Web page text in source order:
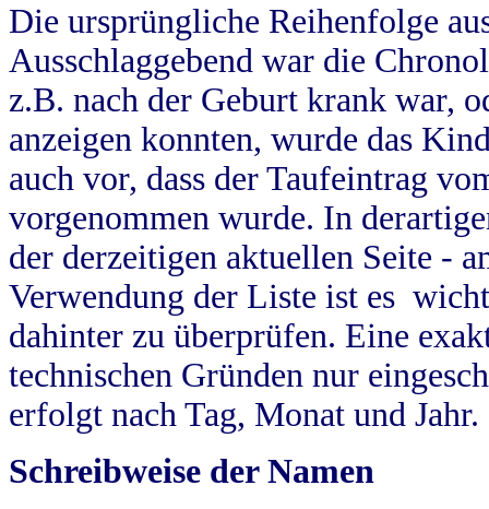
Die ursprüngliche Reihenfolge
Ausschlaggebend war die
z.B. nach der Geburt krank war,
anzeigen konnten, wurde das
auch vor, dass der Taufeintrag
vorgenommen wurde. In
der derzeitigen aktuellen Seite -
Verwendung der Liste ist es
dahinter zu überprüfen. Eine
technischen Gründen nur
erfolgt nach Tag, Monat und Jahr.
Schreibweise der Namen